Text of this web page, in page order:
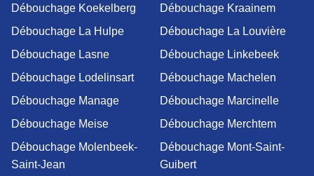
Débouchage Koekelberg
Débouchage Kraainem
Débouchage La Hulpe
Débouchage La Louvière
Débouchage Lasne
Débouchage Linkebeek
Débouchage Lodelinsart
Débouchage Machelen
Débouchage Manage
Débouchage Marcinelle
Débouchage Meise
Débouchage Merchtem
Débouchage Molenbeek-
Saint-Jean
Débouchage Mont-Saint-
Guibert